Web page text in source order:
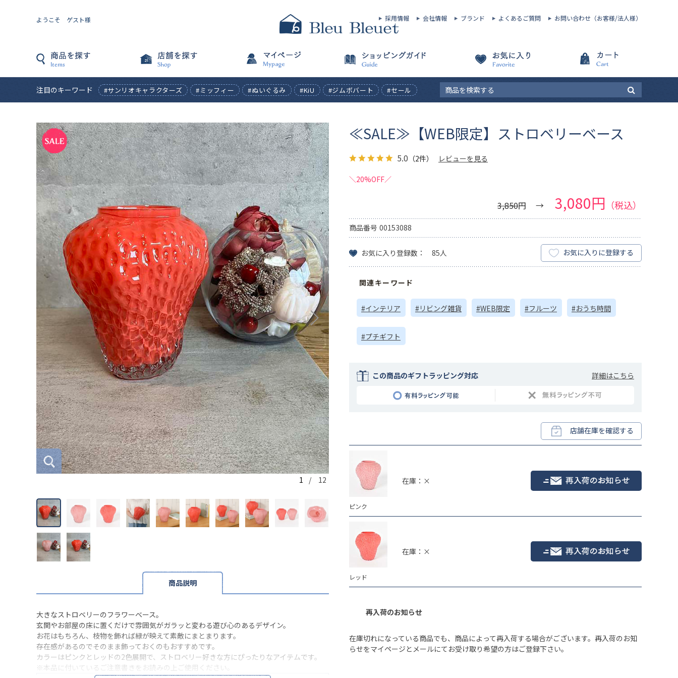
ようこそ ゲスト様 採用情報 会社情報 ブランド よくあるご質問 お問い合わせ（お客様/法人様）
注目のキーワード #サンリオキャラクターズ #ミッフィー #ぬいぐるみ #KiU #ジムボバート #セール
レッド
1 / 12
商品説明
大きなストロベリーのフラワーベース。
玄関やお部屋の床に置くだけで雰囲気がガラッと変わる遊び心のあるデザイン。
お花はもちろん、枝物を飾れば緑が映えて素敵にまとまります。
存在感があるのでそのまま飾っておくのもおすすめです。
カラーはピンクとレッドの2色展開で、ストロベリー好きな方にぴったりなアイテムです。
※本品に付いているご注意書きをお読みの上ご使用ください。
≪SALE≫【WEB限定】ストロベリーベース
5.0 （2件） レビューを見る
＼20%OFF／
3,850円 3,080円 （税込）
商品番号 00153088
お気に入り登録数： 85人 お気に入りに登録する
関連キーワード
#インテリア #リビング雑貨 #WEB限定 #フルーツ #おうち時間
#プチギフト
この商品のギフトラッピング対応 詳細はこちら
店舗在庫を確認する
ピンク
在庫：×
レッド
在庫：×
再入荷のお知らせ
在庫切れになっている商品でも、商品によって再入荷する場合がございます。再入荷のお知
らせをマイページとメールにてお受け取り希望の方はご登録下さい。